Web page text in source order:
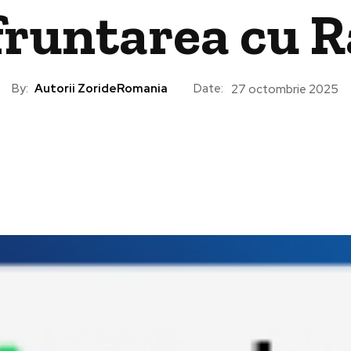
cu
By: Autorii ZorideRomania Date: 27 octombrie 2025